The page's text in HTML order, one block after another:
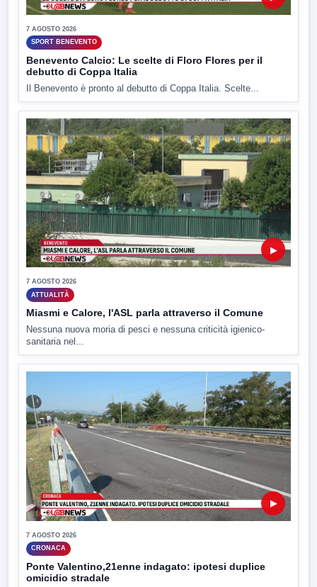
7 AGOSTO 2026
SPORT BENEVENTO
Benevento Calcio: Le scelte di Floro Flores per il
debutto di Coppa Italia
Il Benevento è pronto al debutto di Coppa Italia. Scelte...
▶
7 AGOSTO 2026
ATTUALITÀ
Miasmi e Calore, l'ASL parla attraverso il Comune
Nessuna nuova moria di pesci e nessuna criticità igienico-
sanitaria nel...
▶
7 AGOSTO 2026
CRONACA
Ponte Valentino,21enne indagato: ipotesi duplice
omicidio stradale